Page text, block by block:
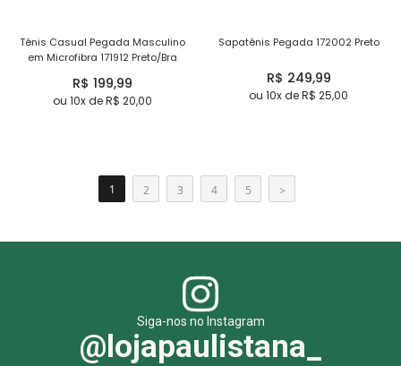
Tênis Casual Pegada Masculino
em Microfibra 171912 Preto/Bra
R$ 199,99
ou 10x de R$ 20,00
Sapatênis Pegada 172002 Preto
R$ 249,99
ou 10x de R$ 25,00
1 2 3 4 5 >
Siga-nos no Instagram
@lojapaulistana_